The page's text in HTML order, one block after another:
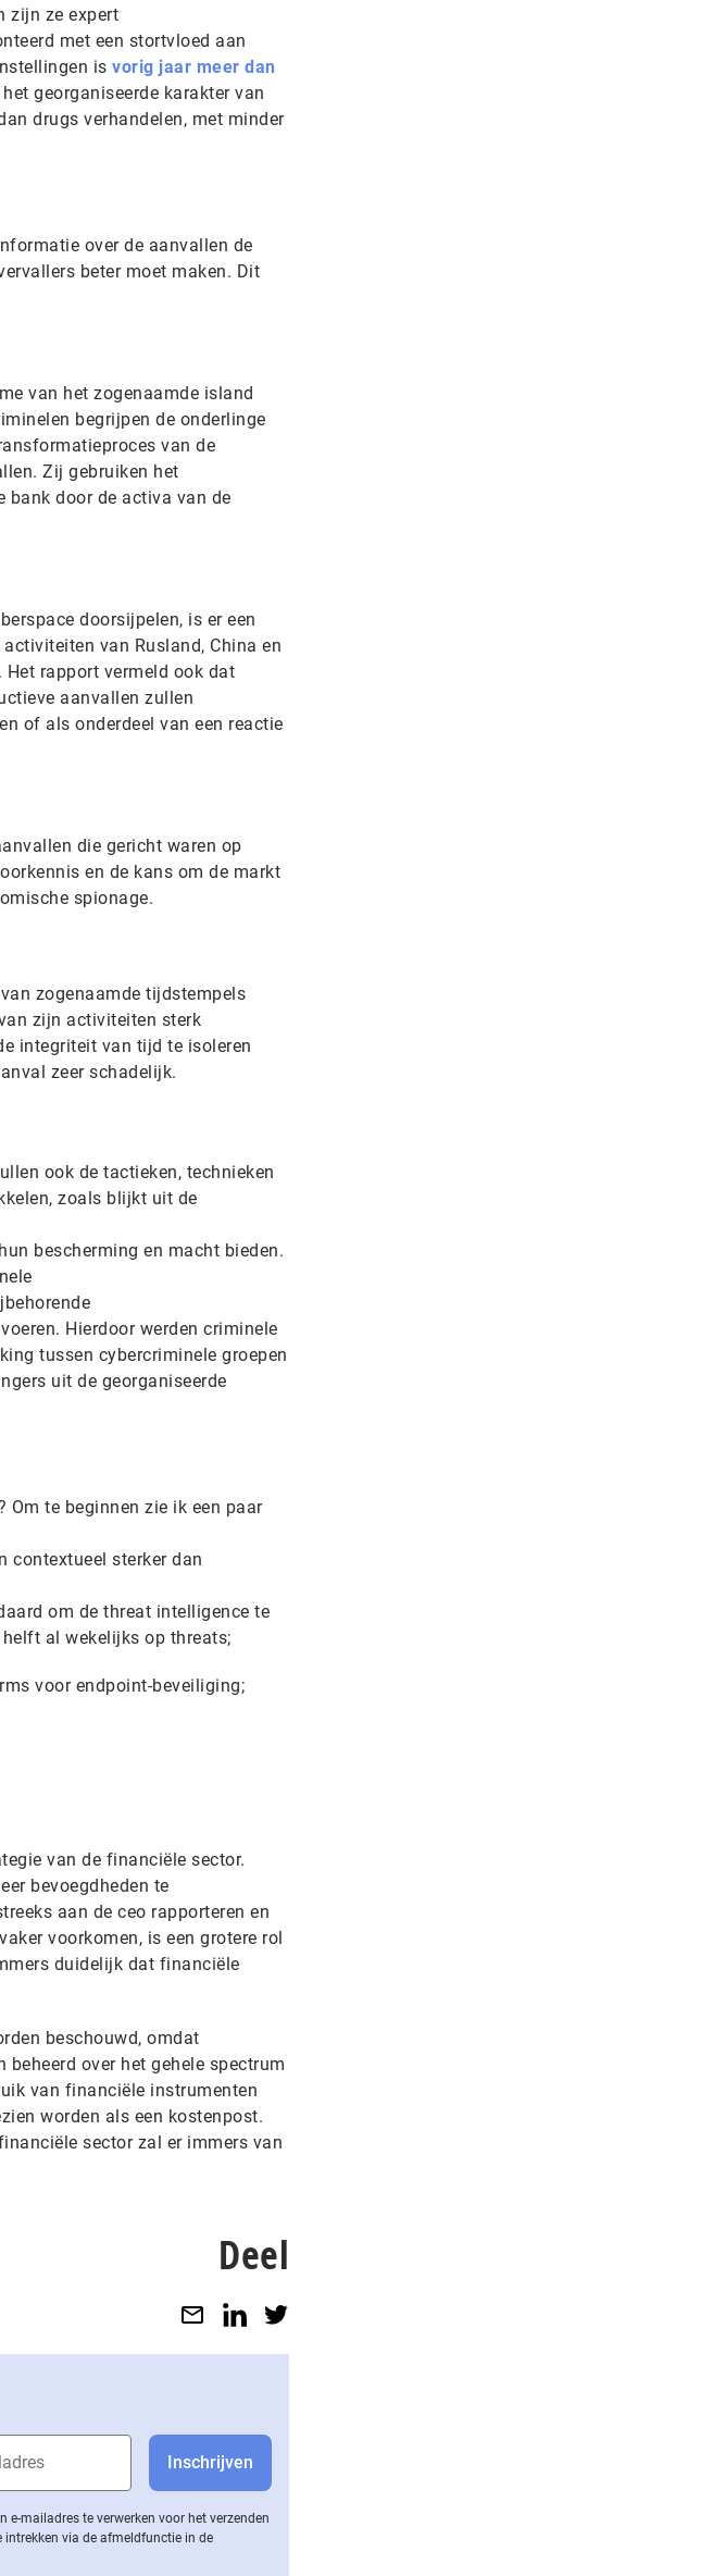
zijn ze expert
met een stortvloed aan
is vorig jaar meer dan
georganiseerde karakter van
drugs verhandelen, met minder
over de aanvallen de
beter moet maken. Dit
van het zogenaamde island
begrijpen de onderlinge
van de
Zij gebruiken het
bank door de activa van de
doorsijpelen, is er een
van Rusland, China en
rapport vermeld ook dat
aanvallen zullen
of als onderdeel van een reactie
die gericht waren op
en de kans om de markt
spionage.
zogenaamde tijdstempels
zijn activiteiten sterk
integriteit van tijd te isoleren
zeer schadelijk.
ook de tactieken, technieken
zoals blijkt uit de
bescherming en macht bieden.
Hierdoor werden criminele
tussen cybercriminele groepen
uit de georganiseerde
Om te beginnen zie ik een paar
contextueel sterker dan
om de threat intelligence te
helft al wekelijks op threats;
voor endpoint-beveiliging;
van de financiële sector.
bevoegdheden te
aan de ceo rapporteren en
voorkomen, is een grotere rol
duidelijk dat financiële
beschouwd, omdat
over het gehele spectrum
van financiële instrumenten
worden als een kostenpost.
sector zal er immers van
Deel
mailadres te verwerken voor het verzenden
via de af­meld­func­tie in de